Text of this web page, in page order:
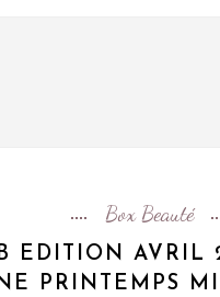
Box Beauté
EDITION
PRINTEMPS